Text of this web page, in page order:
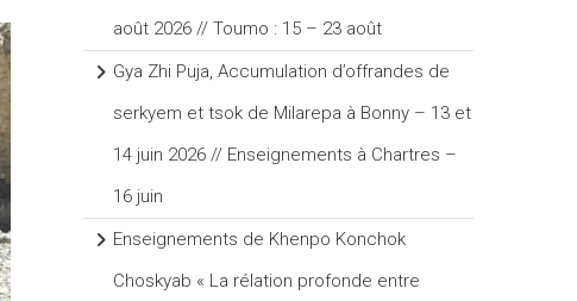
août 2026 // Toumo : 15 – 23 août
Gya Zhi Puja, Accumulation d’offrandes de
serkyem et tsok de Milarepa à Bonny – 13 et
14 juin 2026 // Enseignements à Chartres –
16 juin
Enseignements de Khenpo Konchok
Choskyab « La rélation profonde entre